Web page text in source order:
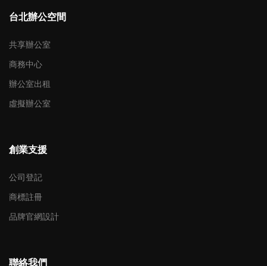
台北辦公空間
共享辦公室
商務中心
辦公室出租
虛擬辦公室
創業支援
公司登記
商標註冊
品牌官網設計
聯絡我們